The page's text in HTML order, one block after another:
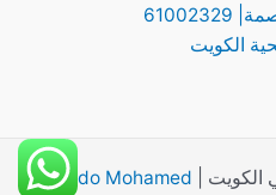
الكويت
By Abdo Mohamed